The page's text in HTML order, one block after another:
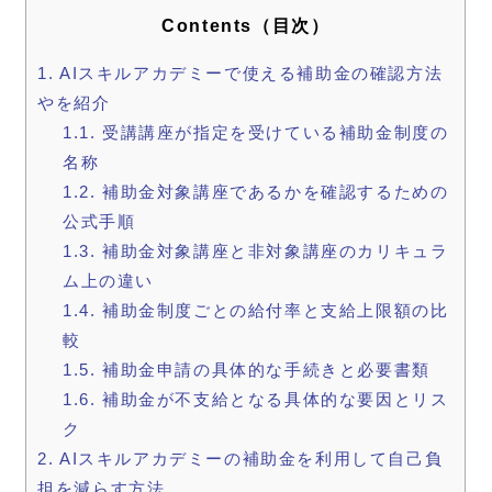
Contents（目次）
1. AIスキルアカデミーで使える補助金の確認方法
やを紹介
1.1. 受講講座が指定を受けている補助金制度の
名称
1.2. 補助金対象講座であるかを確認するための
公式手順
1.3. 補助金対象講座と非対象講座のカリキュラ
ム上の違い
1.4. 補助金制度ごとの給付率と支給上限額の比
較
1.5. 補助金申請の具体的な手続きと必要書類
1.6. 補助金が不支給となる具体的な要因とリス
ク
2. AIスキルアカデミーの補助金を利用して自己負